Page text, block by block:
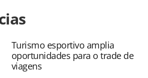
agencias-de-
03/visual-turismo-lanca-nova-linha-
em-segmentos-de-maior-
as ferramentas oferecidas na página.
pela PANROTAS Editora é
brasileira sobre direito autoral.
Turismo esportivo amplia
oportunidades para o trade de
viagens